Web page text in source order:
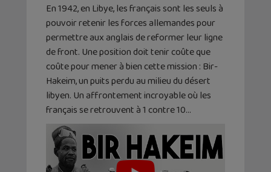
En 1942, en Libye, les français sont les seuls à
pouvoir retenir les forces allemandes pour
permettre aux anglais de reformer leur ligne
de front. Une position doit tenir coûte que
coûte pour mener à bien cette mission : Bir-
Hakeim, un puits perdu au milieu du désert
libyen. Un affrontement incroyable où les
français se retrouvent à 1 contre 10…